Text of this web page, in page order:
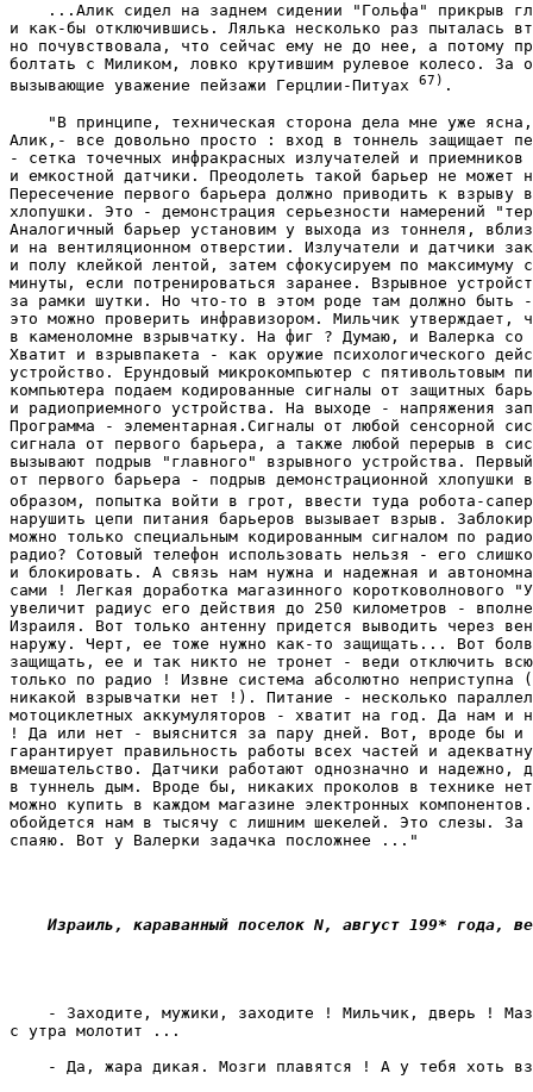
...Алик сидел на заднем сидении "Гольфа" прикрыв
и как-бы отключившись. Лялька несколько раз пыталась
но почувствовала, что сейчас ему не до нее, а потому
болтать с Миликом, ловко крутившим рулевое колесо. За
вызывающие уважение пейзажи Герцлии-Питуах 67) .
"В принципе, техническая сторона дела мне уже
Алик,- все довольно просто : вход в тоннель защищает
- сетка точечных инфракрасных излучателей и приемников
и емкостной датчики. Преодолеть такой барьер не может
Пересечение первого барьера должно приводить к взрыву
хлопушки. Это - демонстрация серьезности намерений
Аналогичный барьер установим у выхода из тоннеля,
и на вентиляционном отверстии. Излучатели и датчики
и полу клейкой лентой, затем сфокусируем по максимуму
минуты, если потренироваться заранее. Взрывное
за рамки шутки. Но что-то в этом роде там должно быть
это можно проверить инфравизором. Мильчик утверждает,
в каменоломне взрывчатку. На фиг ? Думаю, и Валерка со
Хватит и взрывпакета - как оружие психологического
устройство. Ерундовый микрокомпьютер с пятивольтовым
компьютера подаем кодированные сигналы от защитных
и радиоприемного устройства. На выходе - напряжения
Программа - элементарная.Сигналы от любой сенсорной
сигнала от первого барьера, а также любой перерыв в
вызывают подрыв "главного" взрывного устройства.
от первого барьера - подрыв демонстрационной хлопушки
образом, попытка войти в грот, ввести туда робота-
нарушить цепи питания барьеров вызывает взрыв.
можно только специальным кодированным сигналом по
радио? Сотовый телефон использовать нельзя - его
и блокировать. А связь нам нужна и надежная и
сами ! Легкая доработка магазинного коротковолнового
увеличит радиус его действия до 250 километров -
Израиля. Вот только антенну придется выводить через
наружу. Черт, ее тоже нужно как-то защищать... Вот
защищать, ее и так никто не тронет - веди отключить
только по радио ! Извне система абсолютно неприступна
никакой взрывчатки нет !). Питание - несколько
мотоциклетных аккумуляторов - хватит на год. Да нам и
! Да или нет - выяснится за пару дней. Вот, вроде бы и
гарантирует правильность работы всех частей и
вмешательство. Датчики работают однозначно и надежно,
в туннель дым. Вроде бы, никаких проколов в технике
можно купить в каждом магазине электронных
обойдется нам в тысячу с лишним шекелей. Это слезы. За
спаяю. Вот у Валерки задачка посложнее ..."
Израиль, караванный поселок N, август 199* года,
- Заходите, мужики, заходите ! Мильчик, дверь !
с утра молотит ...
- Да, жара дикая. Мозги плавятся ! А у тебя хоть